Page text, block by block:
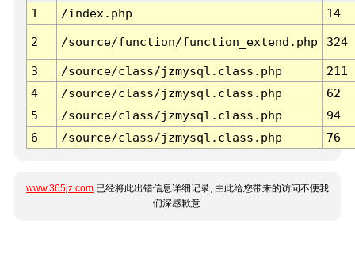
1
/index.php 14
2 /source/function/function_extend.php 324
3 /source/class/jzmysql.class.php
211
4
/source/class/jzmysql.class.php
62
5
/source/class/jzmysql.class.php
94
6
/source/class/jzmysql.class.php 76
www.365jz.com 已经将此出错信息详细记录, 由此给您带来的访问不便我
们深感歉意.